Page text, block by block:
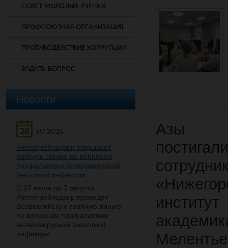
СОВЕТ МОЛОДЫХ УЧЕНЫХ
ПРОФСОЮЗНАЯ ОРГАНИЗАЦИЯ
ПРОТИВОДЕЙСТВИЕ КОРРУПЦИИ
ЗАДАТЬ ВОПРОС
Новости
28
07.2026
Роспотребнадзор открывает
горячую линию по вопросам
профилактики энтеровирусной
(неполио) инфекции
С 27 июля по 7 августа
Роспотребнадзор проведет
Всероссийскую горячую линию
по вопросам профилактики
энтеровирусной (неполио)
инфекции.
Азы